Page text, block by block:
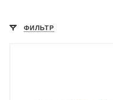
ФИЛЬТР